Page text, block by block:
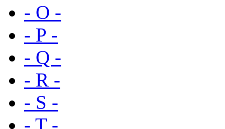
- O -
- P -
- Q -
- R -
- S -